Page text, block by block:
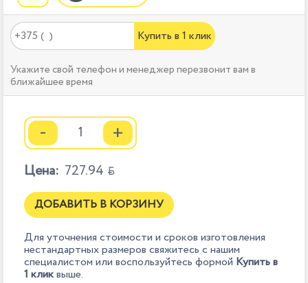
Купить в 1 клик
Укажите свой телефон и менеджер перезвонит вам в
ближайшее время
- +
Цена: 727.94 
ДОБАВИТЬ В КОРЗИНУ
Для уточнения стоимости и сроков изготовления
нестандартных размеров свяжитесь с нашим
специалистом или воспользуйтесь формой Купить в
1 кликвыше.